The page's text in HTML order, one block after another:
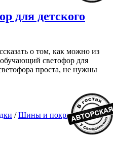
для детского
о том, как можно из
светофор для
проста, не нужны
/Шины и покрышки 3-11-